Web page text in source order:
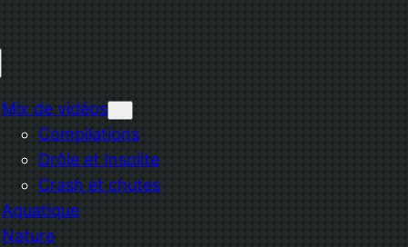
Mix de vidéos
Compilations
Drôle et Insolite
Crash et chutes
Aquatique
Nature